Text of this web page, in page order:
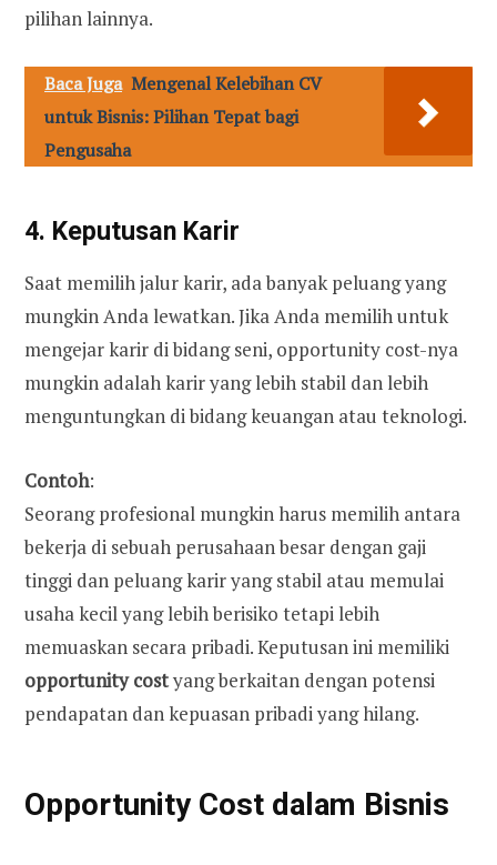
pilihan lainnya.
Baca Juga Mengenal Kelebihan CV
untuk Bisnis: Pilihan Tepat bagi
Pengusaha
4. Keputusan Karir
Saat memilih jalur karir, ada banyak peluang yang
mungkin Anda lewatkan. Jika Anda memilih untuk
mengejar karir di bidang seni, opportunity cost-nya
mungkin adalah karir yang lebih stabil dan lebih
menguntungkan di bidang keuangan atau teknologi.
Contoh:
Seorang profesional mungkin harus memilih antara
bekerja di sebuah perusahaan besar dengan gaji
tinggi dan peluang karir yang stabil atau memulai
usaha kecil yang lebih berisiko tetapi lebih
memuaskan secara pribadi. Keputusan ini memiliki
opportunity costyang berkaitan dengan potensi
pendapatan dan kepuasan pribadi yang hilang.
Opportunity Cost dalam Bisnis